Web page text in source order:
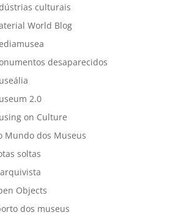
culturais
World Blog
desaparecidos
2.0
on Culture
Mundo dos Museus
soltas
Objects
dos museus